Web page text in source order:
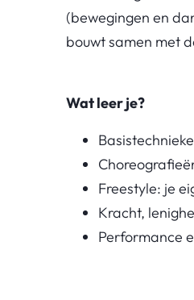
(bewegingen en
bouwt samen met
Wat leer je?
Freestyle: je
Kracht,
Performance